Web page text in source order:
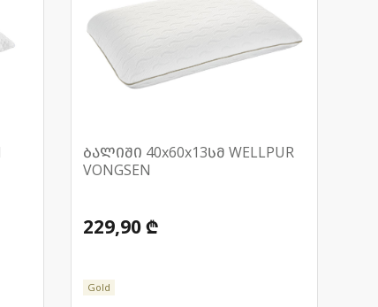
ბალიში 40x60x13სმ WELLPUR
VONGSEN
229,90 ₾
Gold